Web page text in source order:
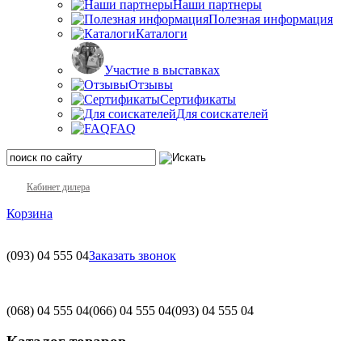
Наши партнеры
Полезная информация
Каталоги
Участие в выставках
Отзывы
Сертификаты
Для соискателей
FAQ
Кабинет дилера
Корзина
(093) 04 555 04Заказать звонок
(068) 04 555 04(066) 04 555 04(093) 04 555 04